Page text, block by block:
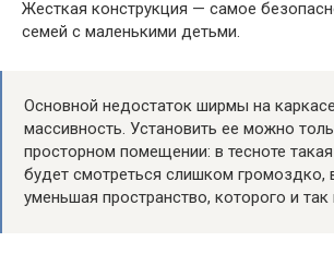
Жесткая конструкция — самое
семей с маленькими детьми.
Основной недостаток ширмы на
массивность. Установить ее можно
просторном помещении: в тесноте
будет смотреться слишком громоздко,
уменьшая пространство, которого и так